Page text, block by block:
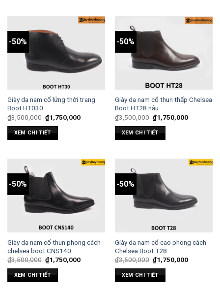
-50%
Giày da nam cổ lửng thời trang
Boot HT030
₫3,500,000 ₫1,750,000
XEM CHI TIẾT
-50%
Giày da nam cổ thun thấp Chelsea
Boot HT28 nâu
₫3,500,000 ₫1,750,000
XEM CHI TIẾT
-50%
Giày da nam cổ thun phong cách
chelsea boot CNS140
₫3,500,000 ₫1,750,000
XEM CHI TIẾT
-50%
Giày da nam cổ cao phong cách
Chelsea Boot T28
₫3,500,000 ₫1,750,000
XEM CHI TIẾT